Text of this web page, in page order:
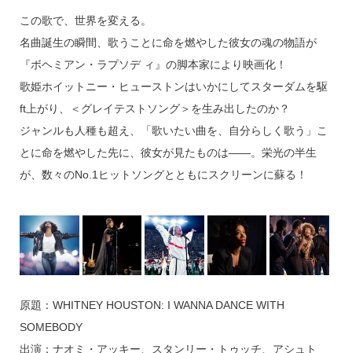
この歌で、世界を変える。
名曲誕生の瞬間、歌うことに命を燃やした彼女の魂の物語が
『ボヘミアン・ラプソデ ィ』の脚本家により映画化！
歌姫ホイットニー・ヒューストンはいかにしてスターダムを駆
ft上がり、＜グレイテストソング＞を生み出したのか？
ジャンルも人種も超え、「歌いたい曲を、自分らしく歌う」こ
とに命を燃やした先に、彼女が見たものは――。栄光の半生
が、数々のNo.1ヒットソングとともにスクリーンに蘇る！
原題：WHITNEY HOUSTON: I WANNA DANCE WITH
SOMEBODY
出演：ナオミ・アッキー、スタンリー・トゥッチ、アシュト